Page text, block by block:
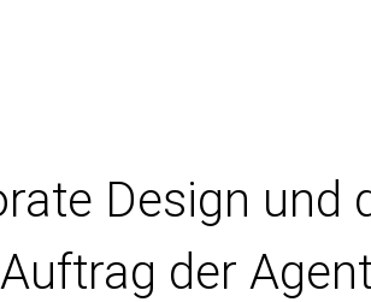
Design und
der